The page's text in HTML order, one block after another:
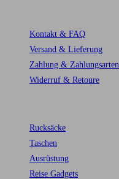
Kontakt & FAQ
Versand & Lieferung
Zahlung & Zahlungsarten
Widerruf & Retoure
Rucksäcke
Taschen
Ausrüstung
Reise Gadgets